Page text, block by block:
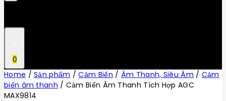
0
Home / Sản phẩm / Cảm Biến / Âm Thanh, Siêu Âm / Cảm
biến âm thanh / Cảm Biến Âm Thanh Tích Hợp AGC
MAX9814